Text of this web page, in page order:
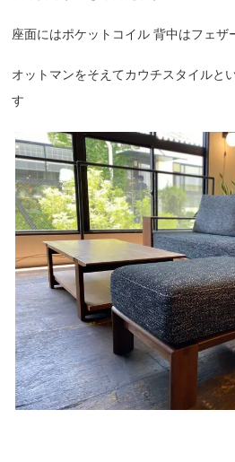
座面にはポケットコイル 背中はフェザ
オットマンをそえてカウチスタイルと
す